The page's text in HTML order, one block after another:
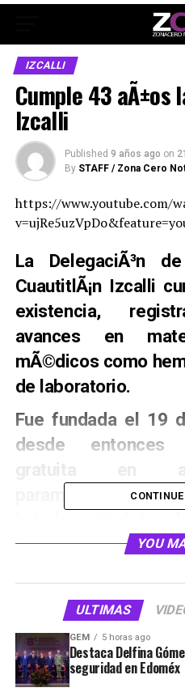
IZCALLI
Cumple 43 aÃ±os
Izcalli
Published 9 años ago on
By STAFF / Zona Cero
https://www.youtube.com/
La DelegaciÃ³n
CuautitlÃ¡n Izcalli
existencia,
avances en
mÃ©dicos como
de laboratorio.
Fue fundada el 19
desde entonces
paramÃ©dicos
y voluntariado.
En el 2016, la
cerca de 20 mil
mÃ©dico
mÃ©dica y con
ubicÃ¡ndose en
YOU
ULTIMAS
GEM 5 horas ago
Destaca Delfina
seguridad en Edoméx